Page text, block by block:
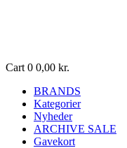
Cart 0 0,00 kr.
BRANDS
Kategorier
Nyheder
ARCHIVE SALE
Gavekort